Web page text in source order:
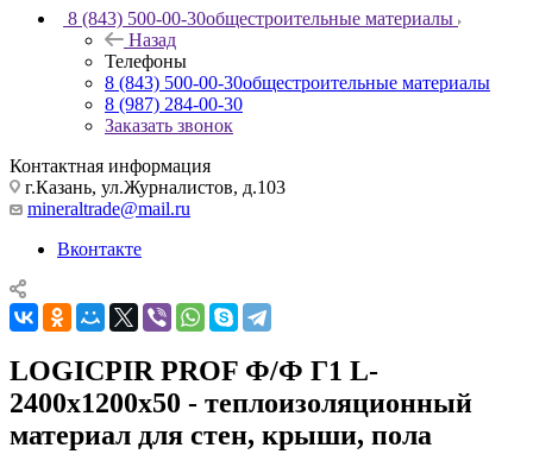
8 (843) 500-00-30общестроительные материалы
Назад
Телефоны
8 (843) 500-00-30общестроительные материалы
8 (987) 284-00-30
Заказать звонок
Контактная информация
г.Казань, ул.Журналистов, д.103
mineraltrade@mail.ru
Вконтакте
LOGICPIR PROF Ф/Ф Г1 L-
2400х1200х50 - теплоизоляционный
материал для стен, крыши, пола